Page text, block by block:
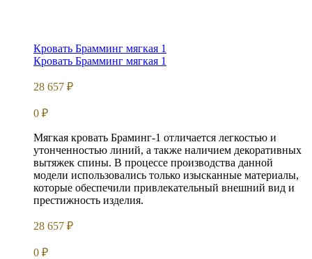
Кровать Брамминг мягкая 1
Кровать Брамминг мягкая 1
28 657 ₽
0 ₽
Мягкая кровать Браминг-1 отличается легкостью и
утонченностью линий, а также наличием декоративных
вытяжек спины. В процессе производства данной
модели использовались только изысканные материалы,
которые обеспечили привлекательный внешний вид и
престижность изделия.
28 657 ₽
0 ₽